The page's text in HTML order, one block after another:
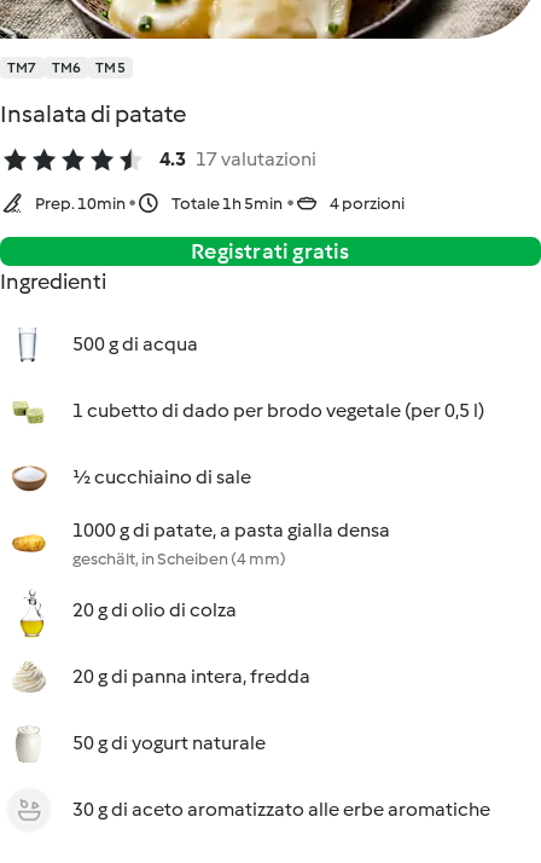
TM7 TM6 TM5
Insalata di patate
4.3 17 valutazioni
Prep. 10min Totale 1h 5min 4 porzioni
Registrati gratis
Ingredienti
500 g di acqua
1 cubetto di dado per brodo vegetale (per 0,5 l)
½ cucchiaino di sale
1000 g di patate, a pasta gialla densa
geschält, in Scheiben (4 mm)
20 g di olio di colza
20 g di panna intera, fredda
50 g di yogurt naturale
30 g di aceto aromatizzato alle erbe aromatiche